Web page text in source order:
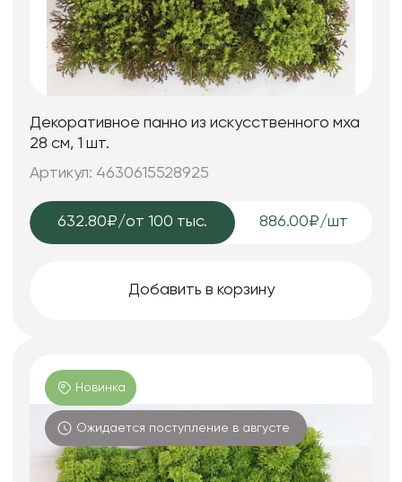
Декоративное панно из искусственного мха
28 см, 1 шт.
Артикул: 4630615528925
632.80₽/от 100 тыс. 886.00₽/шт
Добавить в корзину
Новинка
Ожидается поступление в августе